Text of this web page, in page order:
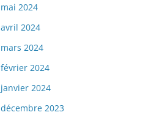
mai 2024
avril 2024
mars 2024
février 2024
janvier 2024
décembre 2023